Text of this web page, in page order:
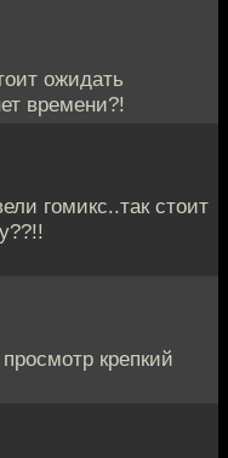
ожидать
времени?!
гомикс..так стоит
крепкий